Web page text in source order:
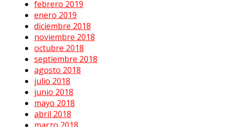
febrero 2019
enero 2019
diciembre 2018
noviembre 2018
octubre 2018
septiembre 2018
agosto 2018
julio 2018
junio 2018
mayo 2018
abril 2018